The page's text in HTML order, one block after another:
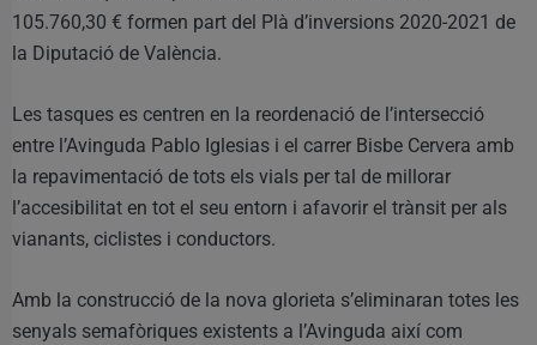
105.760,30 € formen part del Plà d’inversions 2020-2021 de
la Diputació de València.
Les tasques es centren en la reordenació de l’intersecció
entre l’Avinguda Pablo Iglesias i el carrer Bisbe Cervera amb
la repavimentació de tots els vials per tal de millorar
l’accesibilitat en tot el seu entorn i afavorir el trànsit per als
vianants, ciclistes i conductors.
Amb la construcció de la nova glorieta s’eliminaran totes les
senyals semafòriques existents a l’Avinguda així com